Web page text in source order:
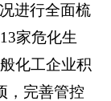
进行全面梳
家危化生
化工企业积
，完善管控